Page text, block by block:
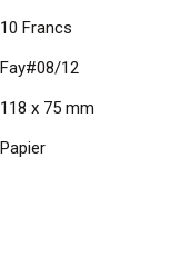
10 Francs
Fay#08/12
118 x 75 mm
Papier